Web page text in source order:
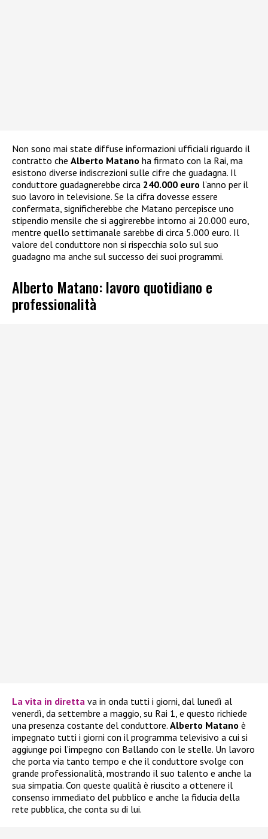
Non sono mai state diffuse informazioni ufficiali riguardo il
contratto che Alberto Matano ha firmato con la Rai, ma
esistono diverse indiscrezioni sulle cifre che guadagna. Il
conduttore guadagnerebbe circa 240.000 euro l’anno per il
suo lavoro in televisione. Se la cifra dovesse essere
confermata, significherebbe che Matano percepisce uno
stipendio mensile che si aggirerebbe intorno ai 20.000 euro,
mentre quello settimanale sarebbe di circa 5.000 euro. Il
valore del conduttore non si rispecchia solo sul suo
guadagno ma anche sul successo dei suoi programmi.
Alberto Matano: lavoro quotidiano e
professionalità
La vita in diretta va in onda tutti i giorni, dal lunedì al
venerdì, da settembre a maggio, su Rai 1, e questo richiede
una presenza costante del conduttore. Alberto Matano è
impegnato tutti i giorni con il programma televisivo a cui si
aggiunge poi l’impegno con Ballando con le stelle. Un lavoro
che porta via tanto tempo e che il conduttore svolge con
grande professionalità, mostrando il suo talento e anche la
sua simpatia. Con queste qualità è riuscito a ottenere il
consenso immediato del pubblico e anche la fiducia della
rete pubblica, che conta su di lui.